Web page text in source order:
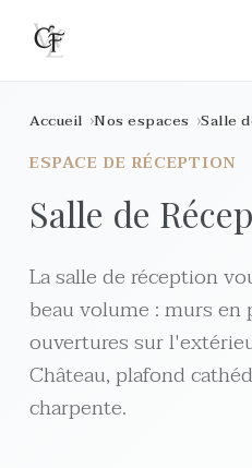
Accueil Nos espaces Salle
ESPACE DE RÉCEPTION
Salle de
La salle de réception
beau volume : murs en
ouvertures sur
Château, plafond
charpente.